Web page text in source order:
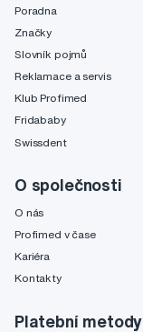
Poradna
Značky
Slovník pojmů
Reklamace a servis
Klub Profimed
Fridababy
Swissdent
O společnosti
O nás
Profimed v čase
Kariéra
Kontakty
Platební metody